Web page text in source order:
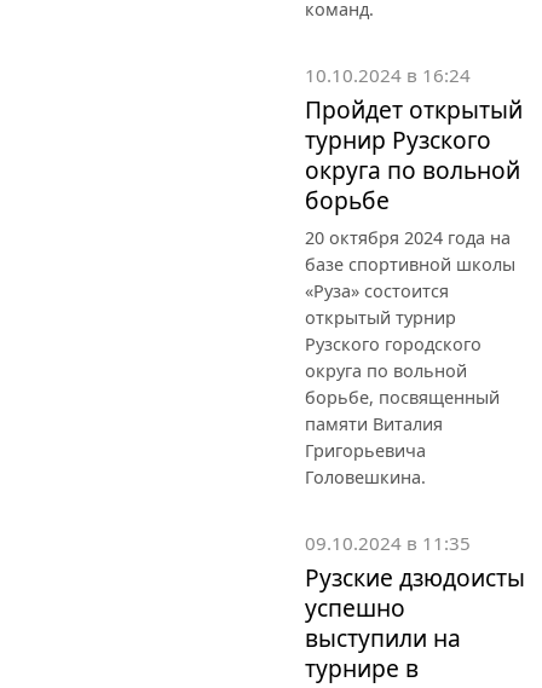
команд.
10.10.2024 в 16:24
Пройдет открытый
турнир Рузского
округа по вольной
борьбе
20 октября 2024 года на
базе спортивной школы
«Руза» состоится
открытый турнир
Рузского городского
округа по вольной
борьбе, посвященный
памяти Виталия
Григорьевича
Головешкина.
09.10.2024 в 11:35
Рузские дзюдоисты
успешно
выступили на
турнире в